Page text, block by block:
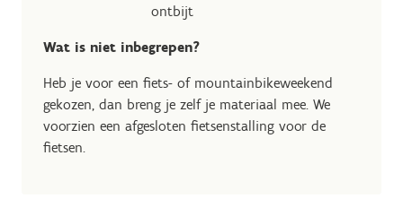
ontbijt
Wat is niet inbegrepen?
Heb je voor een fiets- of mountainbikeweekend
gekozen, dan breng je zelf je materiaal mee. We
voorzien een afgesloten fietsenstalling voor de
fietsen.